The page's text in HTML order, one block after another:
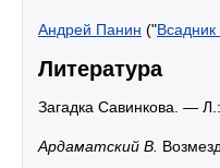
Андрей Панин ("
Литература
Загадка Савинкова. —
Ардаматский В.